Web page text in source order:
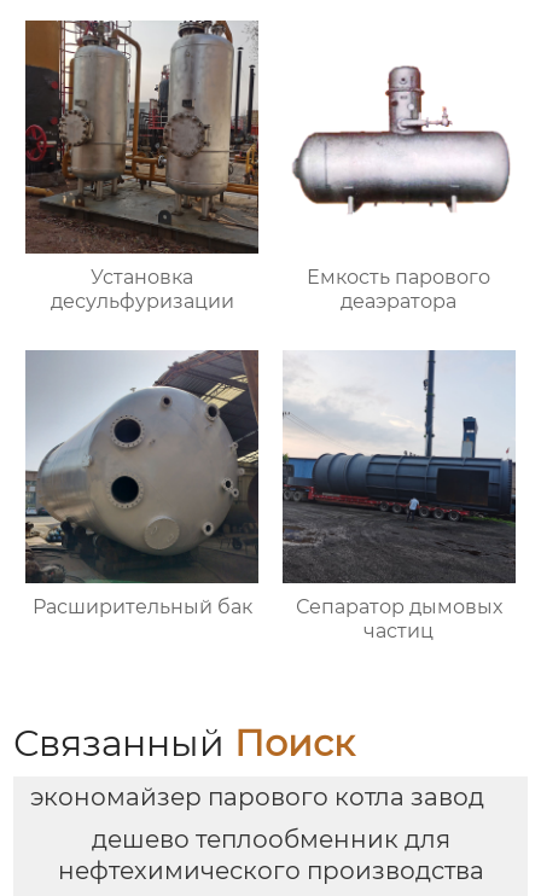
Установка
десульфуризации
Емкость парового
деаэратора
Расширительный бак
Сепаратор дымовых
частиц
Связанный Поиск
экономайзер парового котла завод
дешево теплообменник для
нефтехимического производства